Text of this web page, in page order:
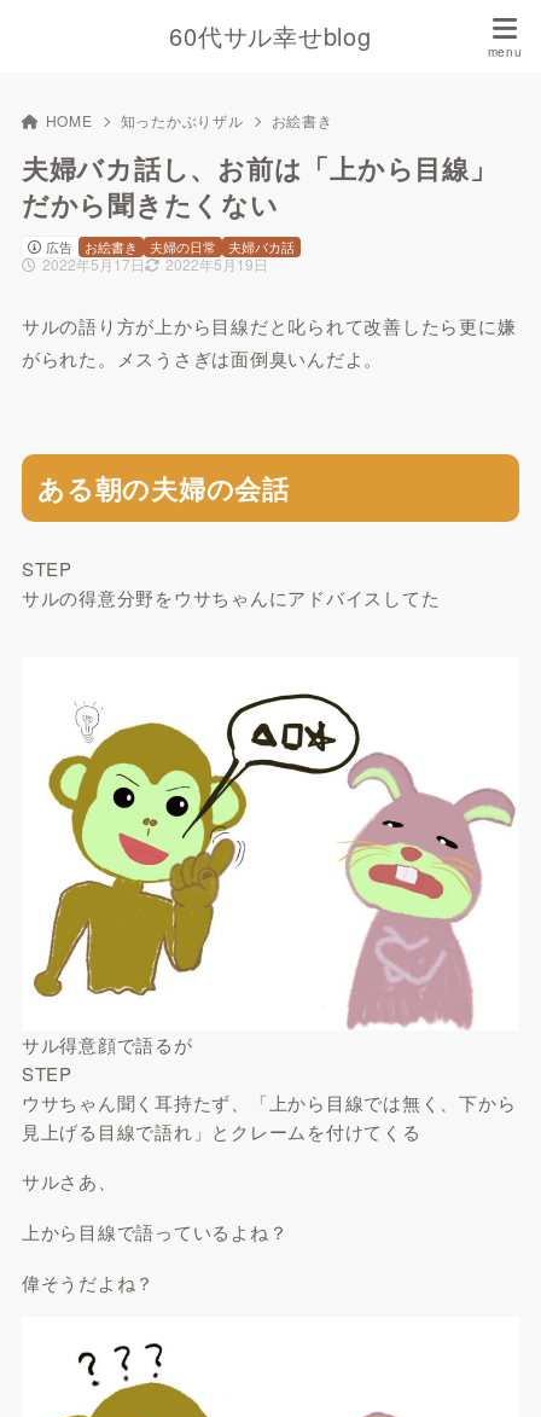
60代サル幸せblog
HOME 知ったかぶりザル お絵書き
夫婦バカ話し、お前は「上から目線」
だから聞きたくない
広告
2022年5月17日 2022年5月19日
お絵書き 夫婦の日常 夫婦バカ話
サルの語り方が上から目線だと叱られて改善したら更に嫌
がられた。メスうさぎは面倒臭いんだよ。
ある朝の夫婦の会話
STEP
サルの得意分野をウサちゃんにアドバイスしてた
サル得意顔で語るが
STEP
ウサちゃん聞く耳持たず、「上から目線では無く、下から
見上げる目線で語れ」とクレームを付けてくる
サルさあ、
上から目線で語っているよね？
偉そうだよね？